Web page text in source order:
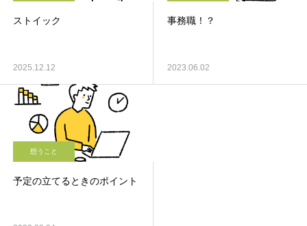
ストイック
2025.12.12
事務職！？
2023.06.02
想うこと
予定の立てるときのポイント